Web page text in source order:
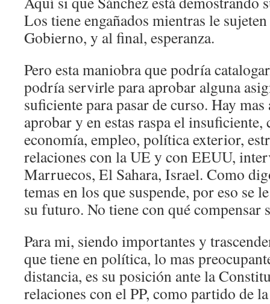
Los tiene engañados mientras le
Gobierno, y al final, esperanza.
Pero esta maniobra que podría
podría servirle para aprobar alguna
suficiente para pasar de curso. Hay
aprobar y en estas raspa el insuficiente,
economía, empleo, política exterior,
relaciones con la UE y con EEUU,
Marruecos, El Sahara, Israel. Como
temas en los que suspende, por eso se
su futuro. No tiene con qué compensar
Para mi, siendo importantes y
que tiene en política, lo mas
distancia, es su posición ante la
relaciones con el PP, como partido de